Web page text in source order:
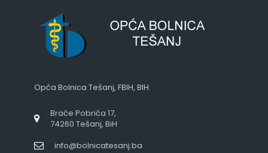
Opća Bolnica Tešanj, FBIH, BIH
Braće Pobrića 17,
74260 Tešanj, BiH
info@bolnicatesanj.ba